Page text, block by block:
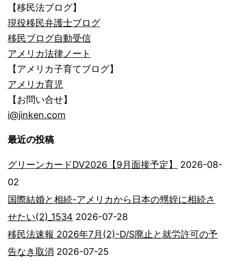
【移民法ブログ】
現役移民弁護士ブログ
移民ブログ自動受信
アメリカ法律ノート
【アメリカ子育てブログ】
アメリカ育児
【お問い合せ】
i@jinken.com
最近の投稿
グリーンカードDV2026【9月面接予定】
2026-08-
02
国際結婚と相続-アメリカから日本の甥姪に相続さ
せたい(2)_1534 2026-07-28
移民法速報 2026年7月(2)-D/S廃止と就労許可の予
告なき取消 2026-07-25